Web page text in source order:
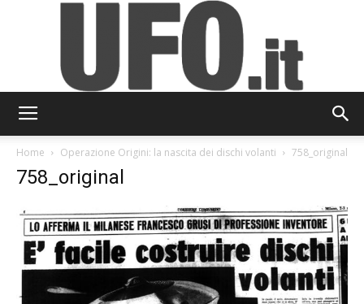
Home Operazione Origini: la nascita dei dischi volanti 758_original
758_original